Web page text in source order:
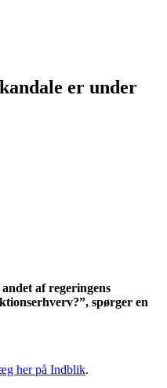
er under
af regeringens
spørger en
her på Indblik.